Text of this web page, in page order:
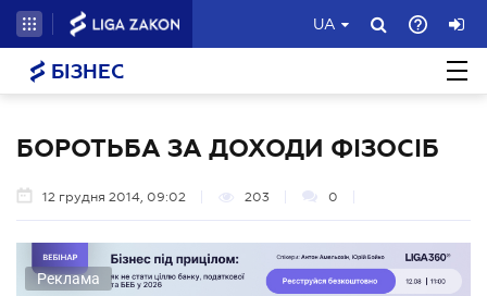
UA
БІЗНЕС
БОРОТЬБА ЗА ДОХОДИ ФІЗОСІБ
12 грудня 2014, 09:02 203 0
Реклама